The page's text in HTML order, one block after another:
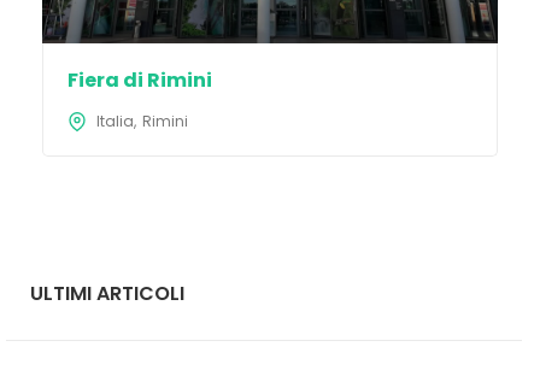
Fiera di Rimini
Italia Rimini
ULTIMI ARTICOLI